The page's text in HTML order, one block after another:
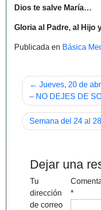
Dios te salve María…
Gloria al Padre, al
Publicada en Básica
Navegación
de
entradas
Jueves, 20 de
– NO DEJES DE
Semana del 24 al
Dejar una
Tu
dirección
de correo
*